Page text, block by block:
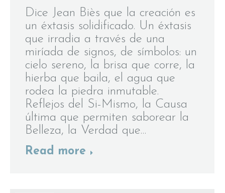
Dice Jean Biès que la creación es
un éxtasis solidificado. Un éxtasis
que irradia a través de una
miríada de signos, de símbolos: un
cielo sereno, la brisa que corre, la
hierba que baila, el agua que
rodea la piedra inmutable.
Reflejos del Si-Mismo, la Causa
última que permiten saborear la
Belleza, la Verdad que…
Read more